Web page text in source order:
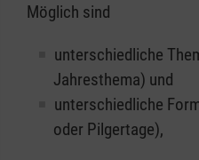
Möglich sind
unterschiedliche
Jahresthema) und
unterschiedliche
oder Pilgertage),